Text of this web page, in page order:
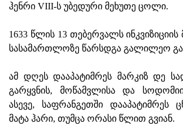
ჰენრი VIII-ს უბედური მეხუთე ცოლი.
1633 წლის 13 თებერვალს
სასამართლოზე წარსდგა გალილეო
ამ დღეს დააპატიმრეს მარკიზ დე
გარყვნის, მოწამვლისა და
ასევე, საფრანგეთში დააპატიმრეს
მატა ჰარი, თუმცა ორასი წლით გვიან.